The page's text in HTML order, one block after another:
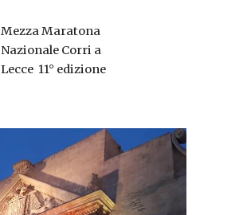
Mezza Maratona
Nazionale Corri a
Lecce 11° edizione